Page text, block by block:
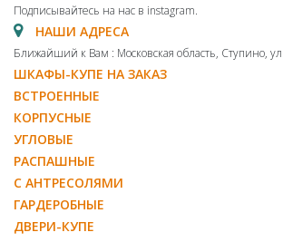
Подписывайтесь на нас в instagram.
НАШИ АДРЕСА
Ближайший к Вам : Московская область, Ступино,
ШКАФЫ-КУПЕ НА ЗАКАЗ
ВСТРОЕННЫЕ
КОРПУСНЫЕ
УГЛОВЫЕ
РАСПАШНЫЕ
С АНТРЕСОЛЯМИ
ГАРДЕРОБНЫЕ
ДВЕРИ-КУПЕ